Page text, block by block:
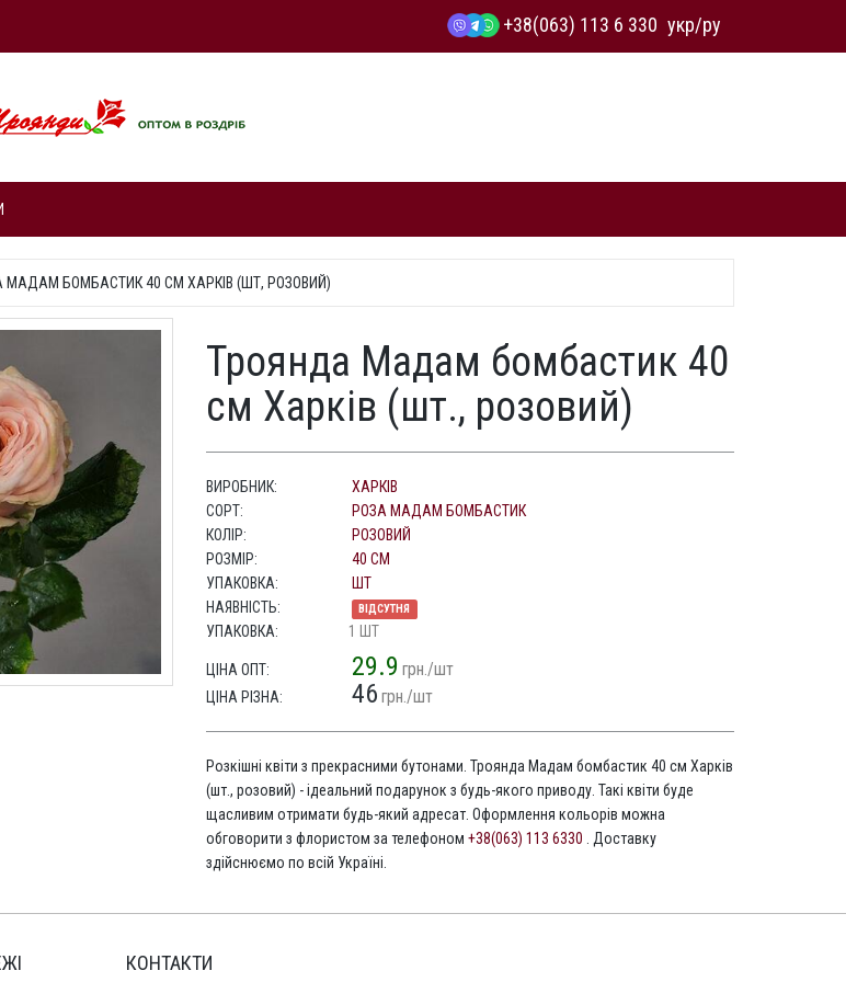
+38(063) 113 6 330 укр/ру
МАДАМ БОМБАСТИК 40 СМ ХАРКІВ (ШТ, РОЗОВИЙ)
Троянда Мадам бомбастик 40
см Харків (шт., розовий)
ВИРОБНИК:
ХАРКІВ
СОРТ:
РОЗА МАДАМ БОМБАСТИК
КОЛІР:
РОЗОВИЙ
РОЗМІР:
40 СМ
УПАКОВКА:
ШТ
НАЯВНІСТЬ:
ВІДСУТНЯ
УПАКОВКА: 1 ШТ
ЦІНА ОПТ: 29.9 грн./шт
ЦІНА РІЗНА: 46 грн./шт
Розкішні квіти з прекрасними бутонами. Троянда Мадам бомбастик 40 см Харків
(шт., розовий) - ідеальний подарунок з будь-якого приводу. Такі квіти буде
щасливим отримати будь-який адресат. Оформлення кольорів можна
обговорити з флористом за телефоном+38(063) 113 6330 . Доставку
здійснюємо по всій Україні.
КОНТАКТИ